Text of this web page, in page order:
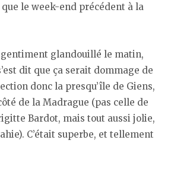
le week-end précédent à la
glandouillé le matin,
dit que ça serait dommage de
donc la presqu’île de Giens,
de la Madrague (pas celle de
Bardot, mais tout aussi jolie,
C’était superbe, et tellement